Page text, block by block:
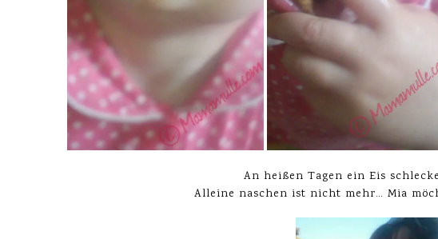
An heißen Tagen ein Eis
Alleine naschen ist nicht mehr… Mia